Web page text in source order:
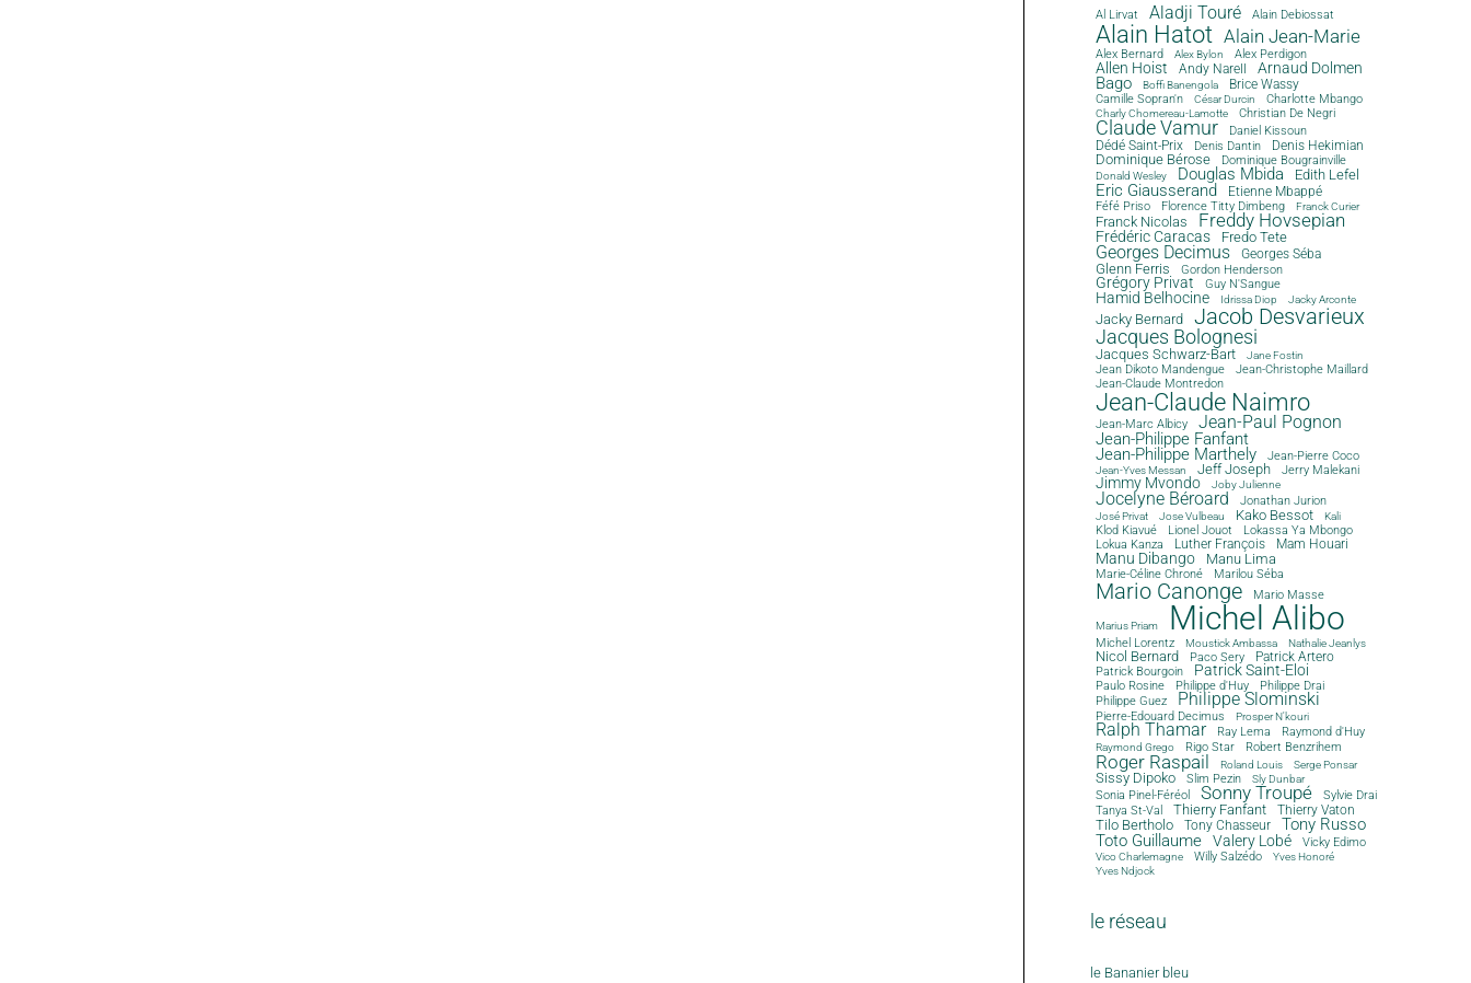
Al Lirvat Aladji Touré Alain Debiossat
Alain Hatot Alain Jean-Marie
Alex Bernard Alex Bylon Alex Perdigon
Allen Hoist Andy Narell Arnaud Dolmen
Bago Boffi Banengola
Brice Wassy
Camille Sopran'n
César Durcin Charlotte Mbango
Charly Chomereau-Lamotte Christian De Negri
Claude Vamur Daniel Kissoun
Dédé Saint-Prix Denis Dantin Denis Hekimian
Dominique Bérose Dominique Bougrainville
Donald Wesley Douglas Mbida Edith Lefel
Eric Giausserand Etienne Mbappé
Féfé Priso Florence Titty Dimbeng Franck Curier
Franck Nicolas Freddy Hovsepian
Frédéric Caracas Fredo Tete
Georges Decimus Georges Séba
Glenn Ferris Gordon Henderson
Grégory Privat Guy N'Sangue
Hamid Belhocine Idrissa Diop Jacky Arconte
Jacky Bernard Jacob Desvarieux
Jacques Bolognesi
Jacques Schwarz-Bart Jane Fostin
Jean Dikoto Mandengue
Jean-Christophe Maillard
Jean-Claude Montredon
Jean-Claude Naimro
Jean-Marc Albicy Jean-Paul Pognon
Jean-Philippe Fanfant
Jean-Philippe Marthely Jean-Pierre Coco
Jean-Yves Messan Jeff Joseph Jerry Malekani
Jimmy Mvondo Joby Julienne
Jocelyne Béroard Jonathan Jurion
José Privat Jose Vulbeau Kako Bessot Kali
Klod Kiavué Lionel Jouot
Lokassa Ya Mbongo
Lokua Kanza
Luther François Mam Houari
Manu Dibango Manu Lima
Marie-Céline Chroné Marilou Séba
Mario Canonge Mario Masse
Marius Priam Michel Alibo
Michel Lorentz Moustick Ambassa Nathalie Jeanlys
Nicol Bernard Paco Sery
Patrick Artero
Patrick Bourgoin
Patrick Saint-Eloi
Paulo Rosine Philippe d'Huy
Philippe Drai
Philippe Guez
Philippe Slominski
Pierre-Edouard Decimus Prosper N'kouri
Ralph Thamar Ray Lema Raymond d'Huy
Raymond Grego Rigo Star Robert Benzrihem
Roger Raspail Roland Louis Serge Ponsar
Sissy Dipoko Slim Pezin Sly Dunbar
Sonia Pinel-Féréol Sonny Troupé Sylvie Drai
Tanya St-Val Thierry Fanfant Thierry Vaton
Tilo Bertholo Tony Chasseur
Tony Russo
Toto Guillaume
Valery Lobé Vicky Edimo
Vico Charlemagne Willy Salzédo
Yves Honoré
Yves Ndjock
le réseau
le Bananier bleu